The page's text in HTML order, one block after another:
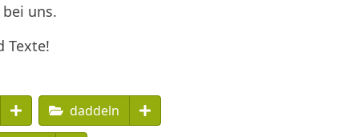
uns.
Texte!
daddeln